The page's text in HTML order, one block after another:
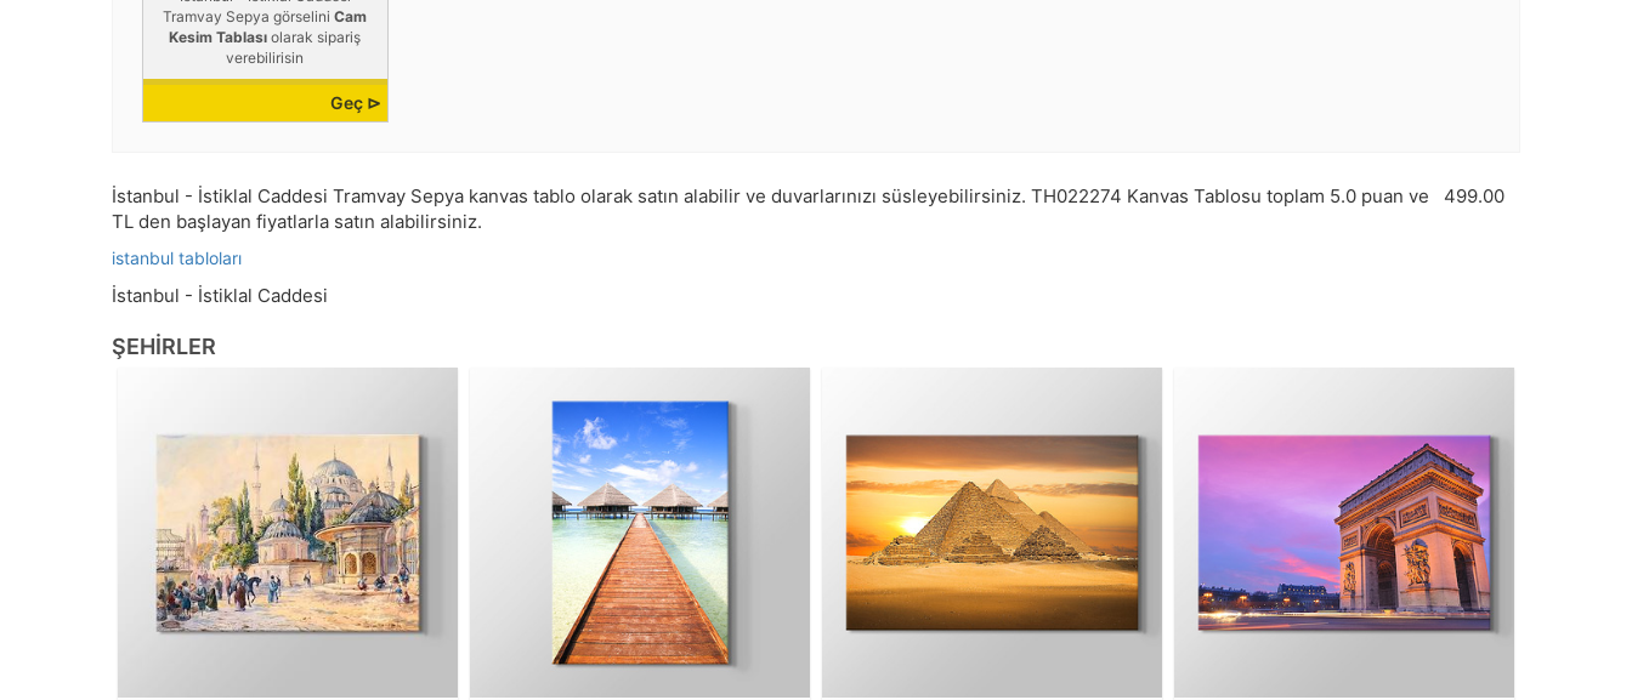
Tramvay Sepya görseliniCam
Kesim Tablası olarak sipariş
verebilirisin
Geç ⊳
İstanbul - İstiklal Caddesi Tramvay Sepya kanvas tablo olarak satın alabilir ve duvarlarınızı süsleyebilirsiniz. TH022274 Kanvas Tablosu toplam 5.0 puan ve
499.00
TL den başlayan fiyatlarla satın alabilirsiniz.
istanbul tabloları
İstanbul - İstiklal Caddesi
ŞEHIRLER